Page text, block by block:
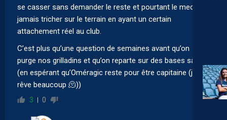
se casser sans demander le reste et pourtant le mec n’a
jamais tricher sur le terrain en ayant un certain
attachement réel au club.
C’est plus qu’une question de semaines avant qu’on
purge nos grilladins et qu’on reparte sur des bases saines
(en espérant qu’Oméragic reste pour être capitaine (je
rêve beaucoup 🫠))
3 0